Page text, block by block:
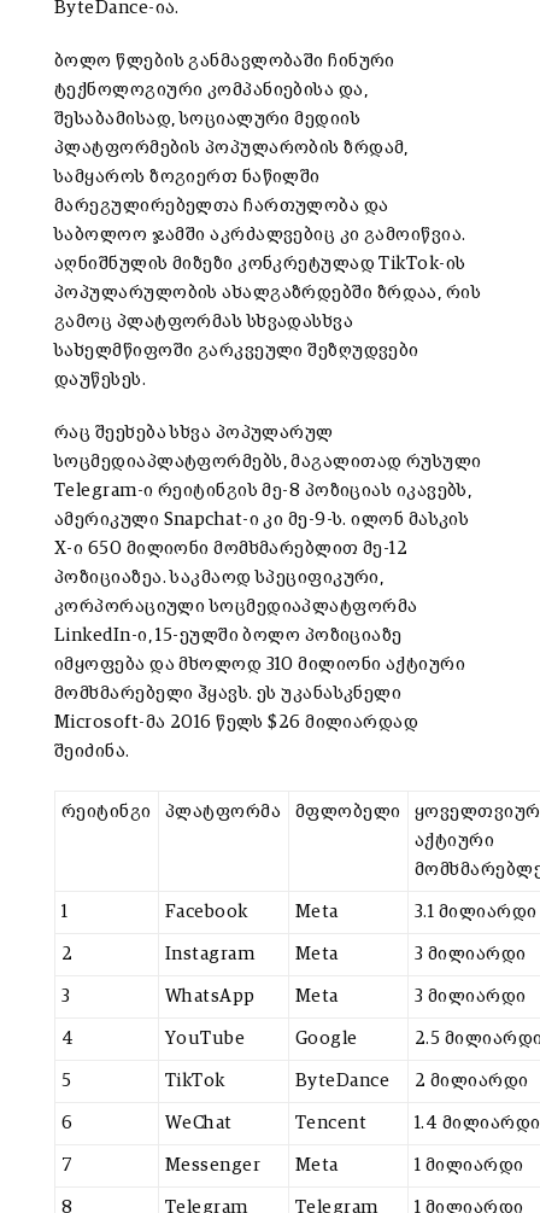
ByteDance-ია.
ბოლო წლების განმავლობაში ჩინური
ტექნოლოგიური კომპანიებისა და,
შესაბამისად, სოციალური მედიის
პლატფორმების პოპულარობის ზრდამ,
სამყაროს ზოგიერთ ნაწილში
მარეგულირებელთა ჩართულობა და
საბოლოო ჯამში აკრძალვებიც კი გამოიწვია.
აღნიშნულის მიზეზი კონკრეტულად TikTok-ის
პოპულარულობის ახალგაზრდებში ზრდაა, რის
გამოც პლატფორმას სხვადასხვა
სახელმწიფოში გარკვეული შეზღუდვები
დაუწესეს.
რაც შეეხება სხვა პოპულარულ
სოცმედიაპლატფორმებს, მაგალითად რუსული
Telegram-ი რეიტინგის მე-8 პოზიციას იკავებს,
ამერიკული Snapchat-ი კი მე-9-ს. ილონ მასკის
X-ი 650 მილიონი მომხმარებლით მე-12
პოზიციაზეა. საკმაოდ სპეციფიკური,
კორპორაციული სოცმედიაპლატფორმა
LinkedIn-ი, 15-ეულში ბოლო პოზიციაზე
იმყოფება და მხოლოდ 310 მილიონი აქტიური
მომხმარებელი ჰყავს. ეს უკანასკნელი
Microsoft-მა 2016 წელს $26 მილიარდად
შეიძინა.
რეიტინგი პლატფორმა მფლობელი
აქტიური
1 Facebook Meta 3.1 მილიარდი
2 Instagram Meta 3 მილიარდი
3 WhatsApp Meta 3 მილიარდი
4 YouTube Google 2.5
5 TikTok ByteDance 2 მილიარდი
6 WeChat Tencent 1.4 მილიარდი
7 Messenger Meta 1 მილიარდი
8 Telegram Telegram 1 მილიარდი